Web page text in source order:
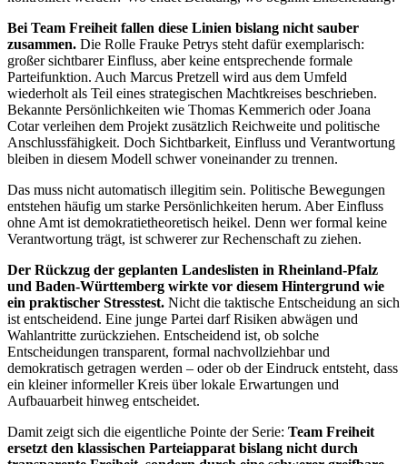
Bei Team Freiheit fallen diese Linien bislang nicht sauber
zusammen. Die Rolle Frauke Petrys steht dafür exemplarisch:
großer sichtbarer Einfluss, aber keine entsprechende formale
Parteifunktion. Auch Marcus Pretzell wird aus dem Umfeld
wiederholt als Teil eines strategischen Machtkreises beschrieben.
Bekannte Persönlichkeiten wie Thomas Kemmerich oder Joana
Cotar verleihen dem Projekt zusätzlich Reichweite und politische
Anschlussfähigkeit. Doch Sichtbarkeit, Einfluss und Verantwortung
bleiben in diesem Modell schwer voneinander zu trennen.
Das muss nicht automatisch illegitim sein. Politische Bewegungen
entstehen häufig um starke Persönlichkeiten herum. Aber Einfluss
ohne Amt ist demokratietheoretisch heikel. Denn wer formal keine
Verantwortung trägt, ist schwerer zur Rechenschaft zu ziehen.
Der Rückzug der geplanten Landeslisten in Rheinland-Pfalz
und Baden-Württemberg wirkte vor diesem Hintergrund wie
ein praktischer Stresstest. Nicht die taktische Entscheidung an sich
ist entscheidend. Eine junge Partei darf Risiken abwägen und
Wahlantritte zurückziehen. Entscheidend ist, ob solche
Entscheidungen transparent, formal nachvollziehbar und
demokratisch getragen werden – oder ob der Eindruck entsteht, dass
ein kleiner informeller Kreis über lokale Erwartungen und
Aufbauarbeit hinweg entscheidet.
Damit zeigt sich die eigentliche Pointe der Serie: Team Freiheit
ersetzt den klassischen Parteiapparat bislang nicht durch